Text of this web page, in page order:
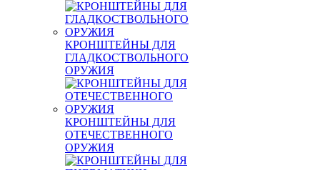
КРОНШТЕЙНЫ ДЛЯ
ГЛАДКОСТВОЛЬНОГО
ОРУЖИЯ
КРОНШТЕЙНЫ ДЛЯ
ОТЕЧЕСТВЕННОГО
ОРУЖИЯ